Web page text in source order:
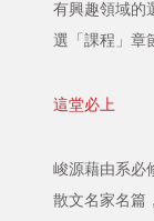
有興趣領域的
選「課程」章
這堂必上
峻源藉由系必
散文名家名篇